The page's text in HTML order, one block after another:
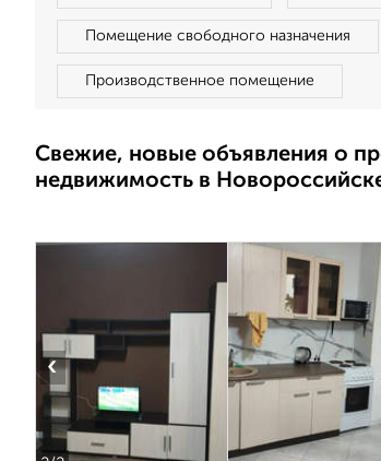
Помещение свободного назначения
Производственное помещение
Свежие, новые объявления о
недвижимость в
‹